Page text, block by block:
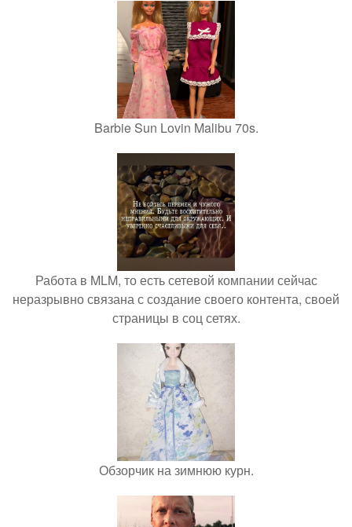
Barbie Sun Lovin Malibu 70s.
Работа в MLM, то есть сетевой компании сейчас
неразрывно связана с создание своего контента, своей
страницы в соц сетях.
Обзорчик на зимнюю курн.